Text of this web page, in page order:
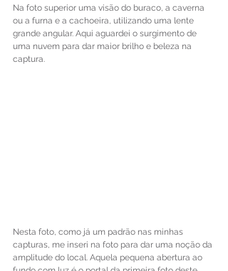
Na foto superior uma visão do buraco, a caverna
ou a furna e a cachoeira, utilizando uma lente
grande angular. Aqui aguardei o surgimento de
uma nuvem para dar maior brilho e beleza na
captura.
Nesta foto, como já um padrão nas minhas
capturas, me inseri na foto para dar uma noção da
amplitude do local. Aquela pequena abertura ao